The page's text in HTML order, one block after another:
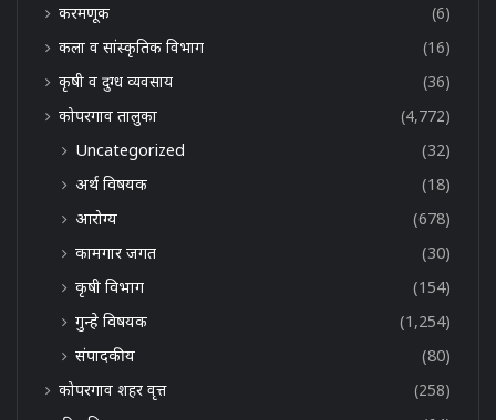
करमणूक
(6)
कला व सांस्कृतिक विभाग
(16)
कृषी व दुग्ध व्यवसाय
(36)
कोपरगाव तालुका
(4,772)
Uncategorized
(32)
अर्थ विषयक
(18)
आरोग्य
(678)
कामगार जगत
(30)
कृषी विभाग
(154)
गुन्हे विषयक
(1,254)
संपादकीय
(80)
कोपरगाव शहर वृत्त
(258)